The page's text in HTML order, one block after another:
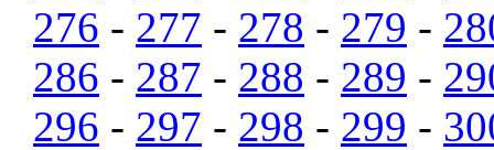
276 - 277 - 278 - 279 -
286 - 287 - 288 - 289 -
296 - 297 - 298 - 299 -